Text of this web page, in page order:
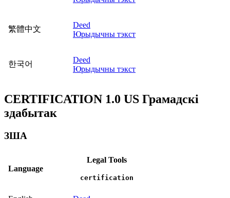
繁體中文
Deed
Юрыдычны тэкст
한국어
Deed
Юрыдычны тэкст
CERTIFICATION 1.0 US Грамадскі
здабытак
ЗША
Language
Legal Tools
certification